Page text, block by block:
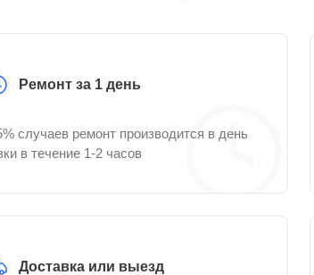
Ремонт за 1 день
случаев ремонт производится в день
в течение 1-2 часов
Доставка или выезд